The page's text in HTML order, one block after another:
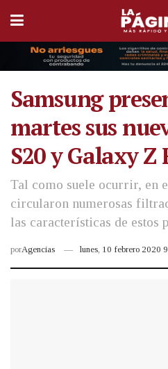
Samsung
martes sus
S20 y Galaxy Z
Tal como suele ocurrir, en
circularon numerosas
las características de estos
porAgencias lunes, 10 febrero 2020